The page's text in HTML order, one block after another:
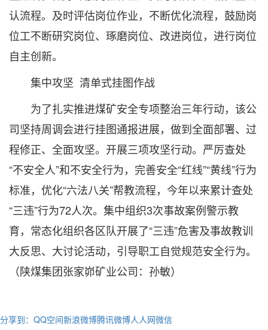
认流程。及时评估岗位作业，不断优化流程，鼓励岗
位工不断研究岗位、琢磨岗位、改进岗位，进行岗位
自主创新。
集中攻坚 清单式挂图作战
为了扎实推进煤矿安全专项整治三年行动，该公
司坚持周调会进行挂图通报进展，做到全面部署、过
程修正、全面攻坚。开展三项攻坚行动。严厉查处
“不安全人”和不安全行为，完善安全“红线”“黄线”行为
标准，优化“六法八关”帮教流程，今年以来累计查处
“三违”行为72人次。集中组织3次事故案例警示教
育，常态化组织各区队开展了“三违”危害及事故教训
大反思、大讨论活动，引导职工自觉规范安全行为。
（陕煤集团张家峁矿业公司：孙敏）
分享到： QQ空间新浪微博腾讯微博人人网微信